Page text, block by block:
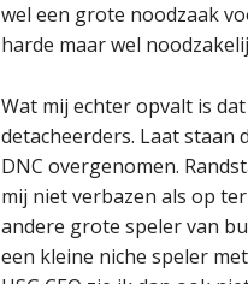
wel een grote noodzaak
harde maar wel
Wat mij echter opvalt is
detacheerders. Laat staan
DNC overgenomen.
mij niet verbazen als op
andere grote speler van
een kleine niche speler